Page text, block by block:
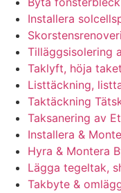
Installera
Tilläggsisolering
Taklyft, höja
Listtäckning,
Taktäckning
Taksanering av
Installera &
Hyra & Montera
Lägga tegeltak,
Takbyte &